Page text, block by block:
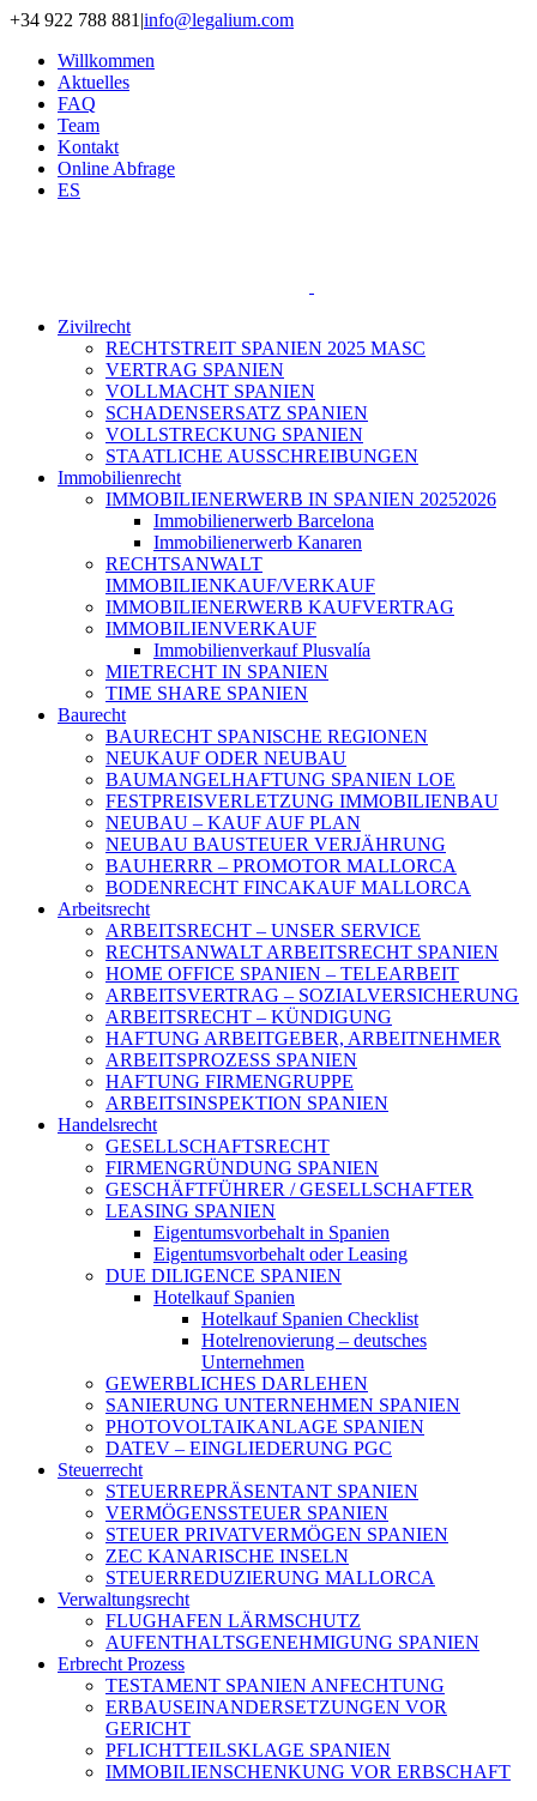
Zum
springen
+34 922 788 881 |info@legalium.com
Willkommen
Aktuelles
FAQ
Team
Kontakt
Online Abfrage
ES
Zivilrecht
RECHTSTREIT SPANIEN 2025 MASC
VERTRAG SPANIEN
VOLLMACHT SPANIEN
SCHADENSERSATZ SPANIEN
VOLLSTRECKUNG SPANIEN
STAATLICHE AUSSCHREIBUNGEN
Immobilienrecht
IMMOBILIENERWERB IN SPANIEN 20252026
Immobilienerwerb Barcelona
Immobilienerwerb Kanaren
RECHTSANWALT
IMMOBILIENKAUF/VERKAUF
IMMOBILIENERWERB KAUFVERTRAG
IMMOBILIENVERKAUF
Immobilienverkauf Plusvalía
MIETRECHT IN SPANIEN
TIME SHARE SPANIEN
Baurecht
BAURECHT SPANISCHE REGIONEN
NEUKAUF ODER NEUBAU
BAUMANGELHAFTUNG SPANIEN LOE
FESTPREISVERLETZUNG IMMOBILIENBAU
NEUBAU – KAUF AUF PLAN
NEUBAU BAUSTEUER VERJÄHRUNG
BAUHERRR – PROMOTOR MALLORCA
BODENRECHT FINCAKAUF MALLORCA
Arbeitsrecht
ARBEITSRECHT – UNSER SERVICE
RECHTSANWALT ARBEITSRECHT SPANIEN
HOME OFFICE SPANIEN – TELEARBEIT
ARBEITSVERTRAG – SOZIALVERSICHERUNG
ARBEITSRECHT – KÜNDIGUNG
HAFTUNG ARBEITGEBER, ARBEITNEHMER
ARBEITSPROZESS SPANIEN
HAFTUNG FIRMENGRUPPE
ARBEITSINSPEKTION SPANIEN
Handelsrecht
GESELLSCHAFTSRECHT
FIRMENGRÜNDUNG SPANIEN
GESCHÄFTFÜHRER / GESELLSCHAFTER
LEASING SPANIEN
Eigentumsvorbehalt in Spanien
Eigentumsvorbehalt oder Leasing
DUE DILIGENCE SPANIEN
Hotelkauf Spanien
Hotelkauf Spanien Checklist
Hotelrenovierung – deutsches
Unternehmen
GEWERBLICHES DARLEHEN
SANIERUNG UNTERNEHMEN SPANIEN
PHOTOVOLTAIKANLAGE SPANIEN
DATEV – EINGLIEDERUNG PGC
Steuerrecht
STEUERREPRÄSENTANT SPANIEN
VERMÖGENSSTEUER SPANIEN
STEUER PRIVATVERMÖGEN SPANIEN
ZEC KANARISCHE INSELN
STEUERREDUZIERUNG MALLORCA
Verwaltungsrecht
FLUGHAFEN LÄRMSCHUTZ
AUFENTHALTSGENEHMIGUNG SPANIEN
Erbrecht Prozess
TESTAMENT SPANIEN ANFECHTUNG
ERBAUSEINANDERSETZUNGEN VOR
GERICHT
PFLICHTTEILSKLAGE SPANIEN
IMMOBILIENSCHENKUNG VOR ERBSCHAFT